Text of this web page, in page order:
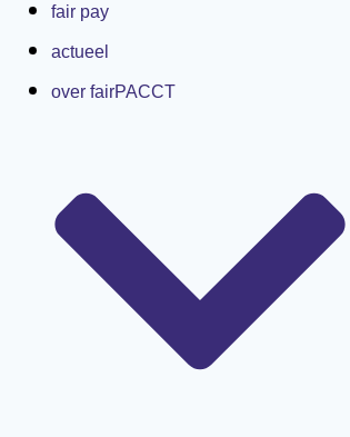
fair pay
actueel
over fairPACCT